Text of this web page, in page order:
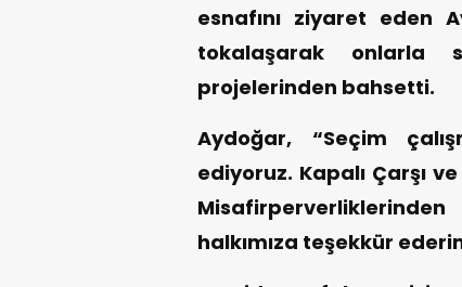
esnafını ziyaret eden
tokalaşarak onlarla
projelerinden bahsetti.
Aydoğar, “Seçim
ediyoruz. Kapalı Çarşı
halkımıza teşekkür